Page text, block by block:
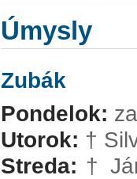
Úmysly
Zubák
Pondelok:
Utorok: †
Streda: †